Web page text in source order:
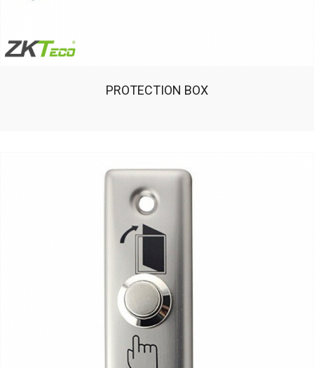
PROTECTION BOX